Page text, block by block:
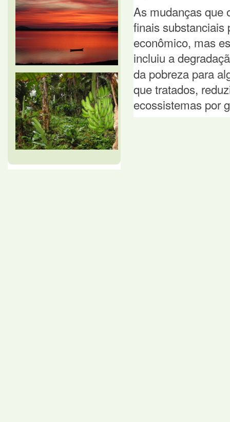
As mudanças que
finais substanciais
econômico, mas
incluiu a
da pobreza para
que tratados,
ecossistemas por